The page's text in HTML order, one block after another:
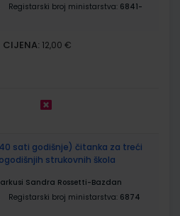
Registarski broj ministarstva: 6841-
CIJENA: 12,00 €
(140 sati godišnje) čitanka za treći
strukovnih škola
Sandra Rossetti-Bazdan
Registarski broj ministarstva: 6874